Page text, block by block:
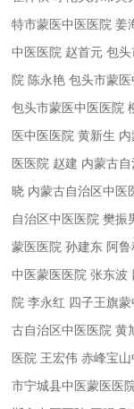
特市蒙医中医医院 姜
中医医院 赵首元 包
院 陈永艳 包头市蒙
包头市蒙医中医医院
医中医医院 黄新生
医医院 赵建 内蒙古
晓 内蒙古自治区中医
自治区中医医院 樊振
蒙医医院 孙建东 阿
中医蒙医医院 张东波
院 李永红 四子王旗
古自治区中医医院 黄
医院 王宏伟 赤峰宝
市宁城县中医蒙医医